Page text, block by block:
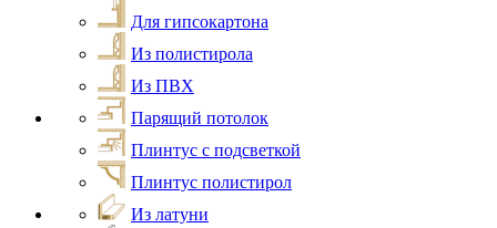
Для гипсокартона
Из полистирола
Из ПВХ
Парящий потолок
Плинтус с подсветкой
Плинтус полистирол
Из латуни